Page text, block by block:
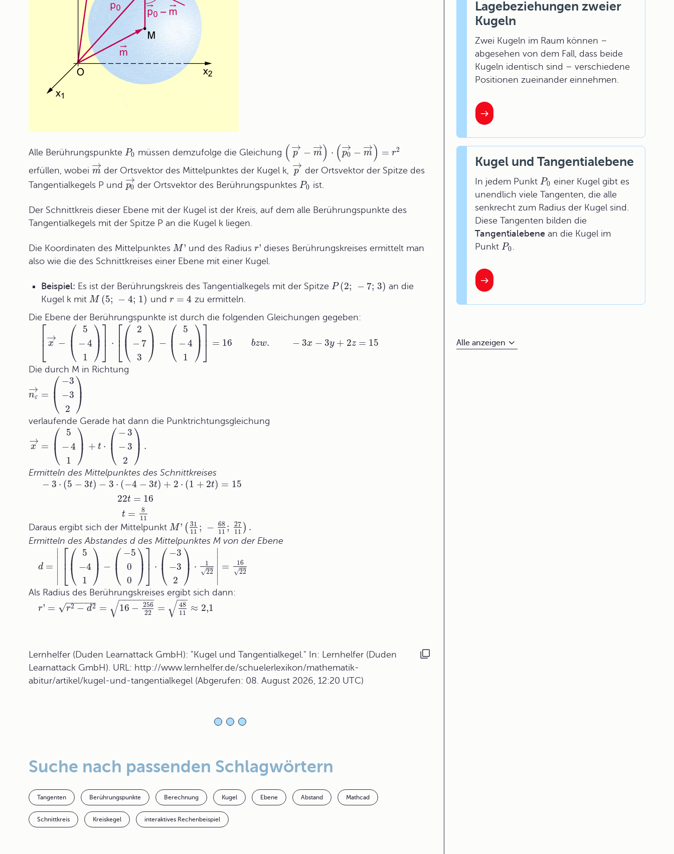
Alle Berührungspunkte P0 müssen demzufolge die Gleichung ( p
→
− m
→) ⋅ (p0
→
− m
→) = r2
erfüllen, wobei m
→
der Ortsvektor des Mittelpunktes der Kugel k, p
→
der Ortsvektor der Spitze des
Tangentialkegels P und p0
→
der Ortsvektor des BerührungspunktesP0 ist.
Der Schnittkreis dieser Ebene mit der Kugel ist der Kreis, auf dem alle Berührungspunkte des
Tangentialkegels mit der Spitze P an die Kugel k liegen.
Die Koordinaten des Mittelpunktes M' und des Radius r' dieses Berührungskreises ermittelt man
also wie die des Schnittkreises einer Ebene mit einer Kugel.
Beispiel: Es ist der Berührungskreis des Tangentialkegels mit der Spitze P (2; − 7; 3) an die
Kugel k mit M (5; − 4; 1) und r = 4 zu ermitteln.
Die Ebene der Berührungspunkte ist durch die folgenden Gleichungen gegeben:
⎡
⎣
⎢ x
→
− ⎛
⎝
⎜
5
−4
1
⎞
⎠
⎟⎤
⎦⎥ ⋅ ⎡
⎣
⎢⎛
⎝
⎜
2
− 7
3
⎞
⎠
⎟ − ⎛
⎝
⎜
5
−4
1
⎞
⎠
⎟⎤
⎦⎥ = 16 bzw. − 3x − 3y + 2z = 15
Die durch M in Richtung
nε
→
= ⎛
⎝
⎜ −3
−3
2
⎞
⎠
⎟
verlaufende Gerade hat dann die Punktrichtungsgleichung
x
→
= ⎛
⎝
⎜
5
−4
1
⎞
⎠
⎟ + t ⋅ ⎛
⎝
⎜ − 3
− 3
2
⎞
⎠
⎟ .
Ermitteln des Mittelpunktes des Schnittkreises
− 3 ⋅ (5 − 3t) − 3 ⋅ (−4 − 3t) + 2 ⋅ (1 + 2t) = 15
22t = 16
t =
8
11
Daraus ergibt sich der Mittelpunkt M' ( 31
11 ; − 68
11 ;
27
11 ) .
Ermitteln des Abstandes d des Mittelpunktes M von der Ebene
d =
∣
∣
⎡
⎣
⎢⎛
⎝
⎜
5
−4
1
⎞
⎠
⎟ − ⎛
⎝
⎜ −5
0
0
⎞
⎠
⎟⎤
⎦⎥ ⋅ ⎛
⎝
⎜ −3
−3
2
⎞
⎠
⎟ ⋅
1
22
√
∣
∣ =
16
22
√
Als Radius des Berührungskreises ergibt sich dann:
r' = r2 − d2
− −
−−−−
√ = 16 − 256
22
− −
−−−−−
√ =
48
11
−−
√ ≈ 2,1
Lernhelfer (Duden Learnattack GmbH): "Kugel und Tangentialkegel." In: Lernhelfer (Duden
Learnattack GmbH). URL: http://www.lernhelfer.de/schuelerlexikon/mathematik-
abitur/artikel/kugel-und-tangentialkegel (Abgerufen: 08. August 2026, 12:20 UTC)
Suche nach passenden Schlagwörtern
Tangenten Berührungspunkte Berechnung Kugel Ebene Abstand Mathcad
Schnittkreis Kreiskegel interaktives Rechenbeispiel
Lagebeziehungen zweier
Kugeln
Zwei Kugeln im Raum können –
abgesehen von dem Fall, dass beide
Kugeln identisch sind – verschiedene
Positionen zueinander einnehmen.
Kugel und Tangentialebene
In jedem PunktP0 einer Kugel gibt es
unendlich viele Tangenten, die alle
senkrecht zum Radius der Kugel sind.
Diese Tangenten bilden die
Tangentialebene an die Kugel im
PunktP0 .
Alle anzeigen